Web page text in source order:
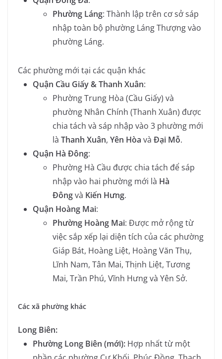
Phường Láng: Thành lập trên cơ sở sáp
nhập toàn bộ phường Láng Thượng vào
phường Láng.
Các phường mới tại các quận khác
Quận Cầu Giấy & Thanh Xuân:
Phường Trung Hòa (Cầu Giấy) và
phường Nhân Chính (Thanh Xuân) được
chia tách và sáp nhập vào 3 phường mới
là Thanh Xuân, Yên Hòa và Đại Mỗ.
Quận Hà Đông:
Phường Hà Cầu được chia tách để sáp
nhập vào hai phường mới là Hà
Đôngvà Kiến Hưng.
Quận Hoàng Mai:
Phường Hoàng Mai: Được mở rộng từ
việc sắp xếp lại diện tích của các phường
Giáp Bát, Hoàng Liệt, Hoàng Văn Thụ,
Lĩnh Nam, Tân Mai, Thịnh Liệt, Tương
Mai, Trần Phú, Vĩnh Hưng và Yên Sở.
Các xã phường khác
Long Biên:
Phường Long Biên (mới): Hợp nhất từ một